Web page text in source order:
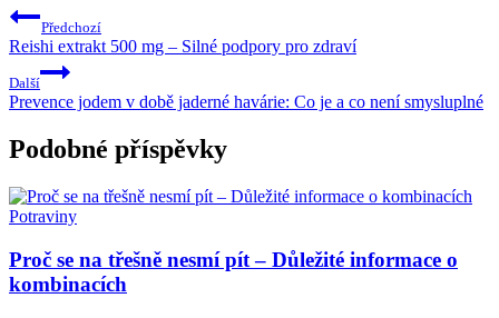
Předchozí
Reishi extrakt 500 mg – Silné podpory pro zdraví
Další
Prevence jodem v době jaderné havárie: Co je a co není smysluplné
Podobné příspěvky
Potraviny
Proč se na třešně nesmí pít – Důležité informace o
kombinacích